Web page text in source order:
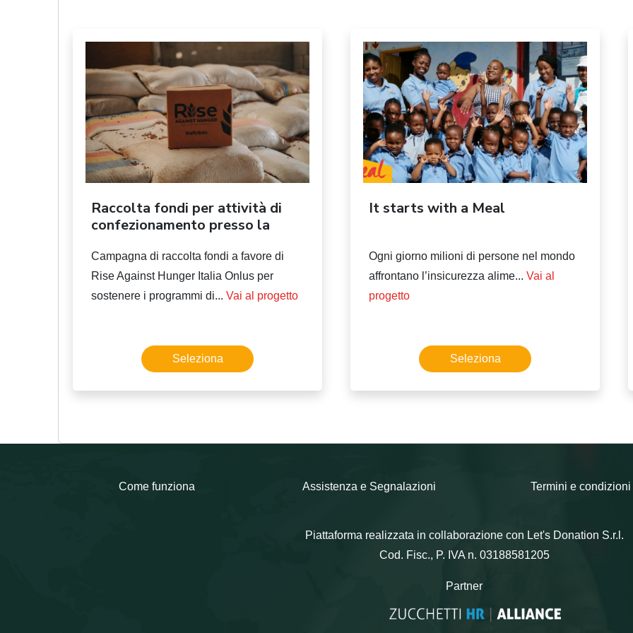
Raccolta fondi per attività di
confezionamento presso la
Campagna di raccolta fondi a favore di
Rise Against Hunger Italia Onlus per
sostenere i programmi di...Vai al progetto
Seleziona
It starts with a Meal
Ogni giorno milioni di persone nel mondo
affrontano l’insicurezza alime...Vai al
progetto
Seleziona
Come funziona Assistenza e Segnalazioni Termini e condizioni
Piattaforma realizzata in collaborazione con Let's Donation S.r.l.
Cod. Fisc., P. IVA n. 03188581205
Partner